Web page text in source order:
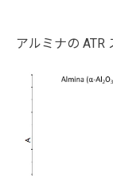
アルミナの ATR